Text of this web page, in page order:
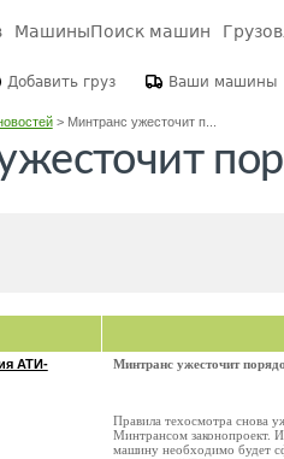
МашиныПоиск машин
Добавить груз Ваши машины
> Минтранс ужесточит п...
АТИ-
Минтранс ужесточит
Правила техосмотра снова
Минтрансом законопроект.
машину необходимо будет